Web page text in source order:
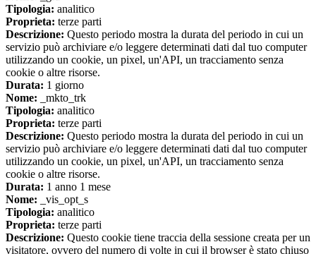
Tipologia: analitico
Proprieta: terze parti
Descrizione: Questo periodo mostra la durata del periodo in cui un
servizio può archiviare e/o leggere determinati dati dal tuo computer
utilizzando un cookie, un pixel, un'API, un tracciamento senza
cookie o altre risorse.
Durata: 1 giorno
Nome: _mkto_trk
Tipologia: analitico
Proprieta: terze parti
Descrizione: Questo periodo mostra la durata del periodo in cui un
servizio può archiviare e/o leggere determinati dati dal tuo computer
utilizzando un cookie, un pixel, un'API, un tracciamento senza
cookie o altre risorse.
Durata: 1 anno 1 mese
Nome: _vis_opt_s
Tipologia: analitico
Proprieta: terze parti
Descrizione: Questo cookie tiene traccia della sessione creata per un
visitatore, ovvero del numero di volte in cui il browser è stato chiuso